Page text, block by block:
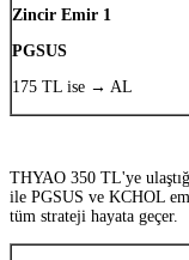
Zincir Emir 1
PGSUS
175 TL ise → AL
THYAO 350 TL'ye
ile PGSUS ve KCHOL
tüm strateji hayata geçer.